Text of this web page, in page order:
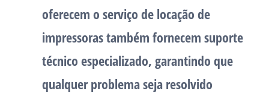
oferecem o serviço de locação de
impressoras também fornecem suporte
técnico especializado, garantindo que
qualquer problema seja resolvido